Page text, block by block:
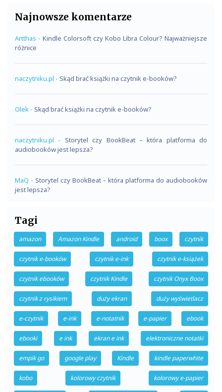
Najnowsze komentarze
Artthas - Kindle Colorsoft czy Kobo Libra Colour? Najważniejsze
różnice
naczytniku.pl - Skąd brać książki na czytnik e-booków?
Olek - Skąd brać książki na czytnik e-booków?
naczytniku.pl - Storytel czy BookBeat – która platforma do
audiobooków jest lepsza?
MaQ - Storytel czy BookBeat – która platforma do audiobooków
jest lepsza?
Tagi
amazon Amazon Kindle android boox czytnik
czytnik e-booków czytnik e-ink czytnik e-książek
czytnik ebooków czytnik Kindle czytnik Onyx Boox
czytnik z rysikiem duży ekran duży wyświetlacz
e-czytnik e-ink e-notatnik e-papier ebook
ebooki e ink ekran e ink elektroniczne notatki
empik go google play Kindle kindle paperwhite
kobo kolorowy czytnik kolorowy e-papier